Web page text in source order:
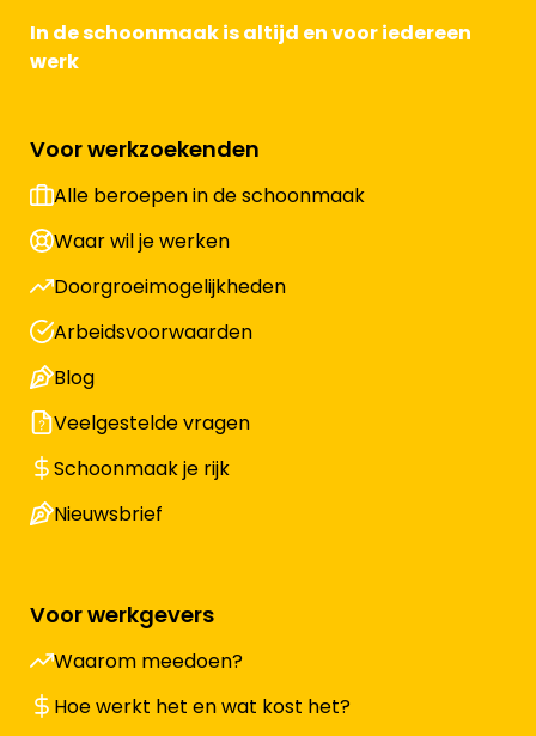
In de schoonmaak is altijd en voor iedereen
werk
Voor werkzoekenden
Alle beroepen in de schoonmaak
Waar wil je werken
Doorgroeimogelijkheden
Arbeidsvoorwaarden
Blog
Veelgestelde vragen
Schoonmaak je rijk
Nieuwsbrief
Voor werkgevers
Waarom meedoen?
Hoe werkt het en wat kost het?